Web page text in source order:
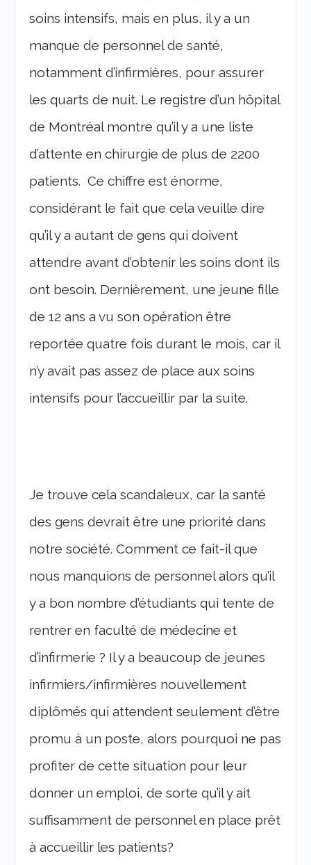
soins intensifs, mais en plus, il y a un
manque de personnel de santé,
notamment d’infirmières, pour assurer
les quarts de nuit. Le registre d’un hôpital
de Montréal montre qu’il y a une liste
d’attente en chirurgie de plus de 2200
patients. Ce chiffre est énorme,
considérant le fait que cela veuille dire
qu’il y a autant de gens qui doivent
attendre avant d’obtenir les soins dont ils
ont besoin. Dernièrement, une jeune fille
de 12 ans a vu son opération être
reportée quatre fois durant le mois, car il
n’y avait pas assez de place aux soins
intensifs pour l’accueillir par la suite.
Je trouve cela scandaleux, car la santé
des gens devrait être une priorité dans
notre société. Comment ce fait-il que
nous manquions de personnel alors qu’il
y a bon nombre d’étudiants qui tente de
rentrer en faculté de médecine et
d’infirmerie ? Il y a beaucoup de jeunes
infirmiers/infirmières nouvellement
diplômés qui attendent seulement d’être
promu à un poste, alors pourquoi ne pas
profiter de cette situation pour leur
donner un emploi, de sorte qu’il y ait
suffisamment de personnel en place prêt
à accueillir les patients?